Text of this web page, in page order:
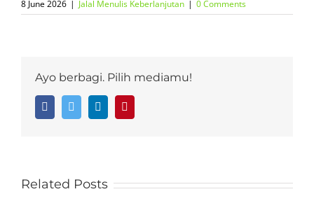
8 June 2026 | Jalal Menulis Keberlanjutan | 0 Comments
Ayo berbagi. Pilih mediamu!
FacebookTwitter LinkedIn
Related Posts